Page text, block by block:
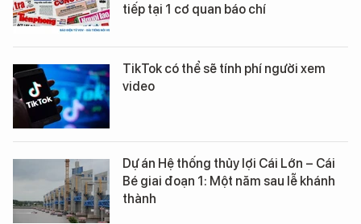
tiếp tại 1 cơ quan báo chí
TikTok có thể sẽ tính phí người xem
video
Dự án Hệ thống thủy lợi Cái Lớn – Cái
Bé giai đoạn 1: Một năm sau lễ khánh
thành